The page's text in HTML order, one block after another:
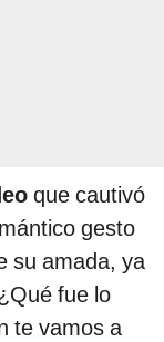
que cautivó
gesto
su amada, ya
fue lo
te vamos a